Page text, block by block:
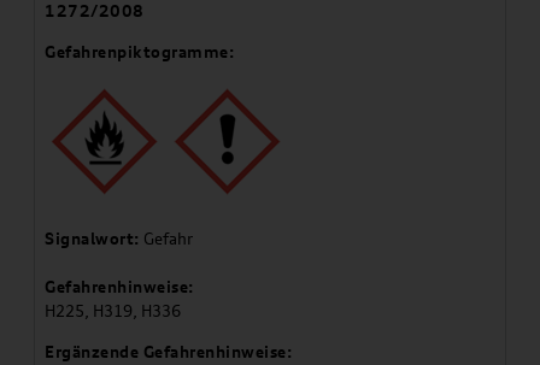
1272/2008
Gefahrenpiktogramme:
Signalwort: Gefahr
Gefahrenhinweise:
H225, H319, H336
Ergänzende Gefahrenhinweise: